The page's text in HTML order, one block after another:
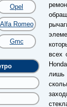
Opel
Alfa Romeo
Gmc
всех
лишь